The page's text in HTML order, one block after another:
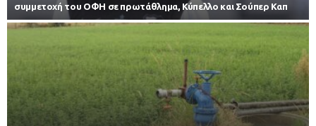
συμμετοχή του ΟΦΗ σε πρωτάθλημα, Κύπελλο και Σούπερ Καπ